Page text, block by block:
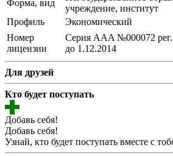
Форма, вид
учреждение, институт
Профиль
Экономический
Номер
лицензии
Серия АAA №000072
до 1.12.2014
Для друзей
Кто будет поступать
Добавь себя!
Добавь себя!
Узнай, кто будет поступать вместе с